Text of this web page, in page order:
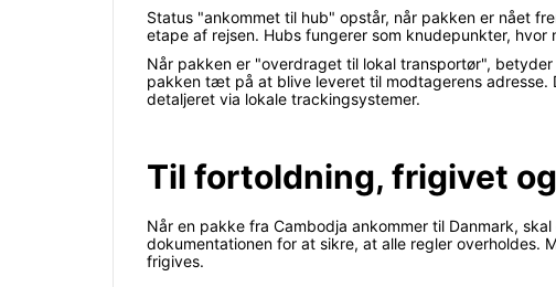
Status "ankommet til hub" opstår, når pakken er nået
etape af rejsen. Hubs fungerer som knudepunkter,
Når pakken er "overdraget til lokal transportør",
pakken tæt på at blive leveret til modtagerens
detaljeret via lokale trackingsystemer.
Til fortoldning, frigivet
Når en pakke fra Cambodja ankommer til Danmark,
dokumentationen for at sikre, at alle regler overholdes.
frigives.